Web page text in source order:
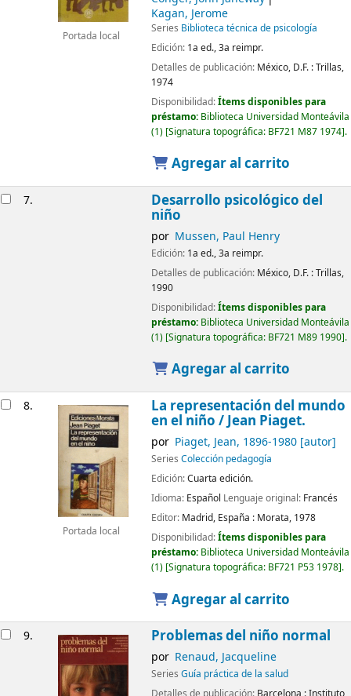
Portada local
Kagan, Jerome
Series Biblioteca técnica de psicología
Edición: 1a ed., 3a reimpr.
Detalles de publicación: México, D.F. :Trillas,
1974
Disponibilidad:Ítems disponibles para
préstamo: Biblioteca Universidad Monteávila
(1) Signatura topográfica: BF721 M87 1974 .
Agregar al carrito
7. Desarrollo psicológico del
niño
por Mussen, Paul Henry
Edición: 1a ed., 3a reimpr.
Detalles de publicación: México, D.F. :Trillas,
1990
Disponibilidad:Ítems disponibles para
préstamo: Biblioteca Universidad Monteávila
(1) Signatura topográfica: BF721 M89 1990 .
Agregar al carrito
8.
Portada local
La representación del mundo
en el niño / Jean Piaget.
por Piaget, Jean, 1896-1980[autor]
Series Colección pedagogía
Edición:Cuarta edición.
Idioma: Español Lenguaje original: Francés
Editor: Madrid, España : Morata, 1978
Disponibilidad:Ítems disponibles para
préstamo: Biblioteca Universidad Monteávila
(1) Signatura topográfica: BF721 P53 1978 .
Agregar al carrito
9. Problemas del niño normal
por Renaud, Jacqueline
Series Guía práctica de la salud